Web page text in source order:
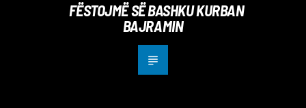
FËSTOJMË SË BASHKU KURBAN
BAJRAMIN